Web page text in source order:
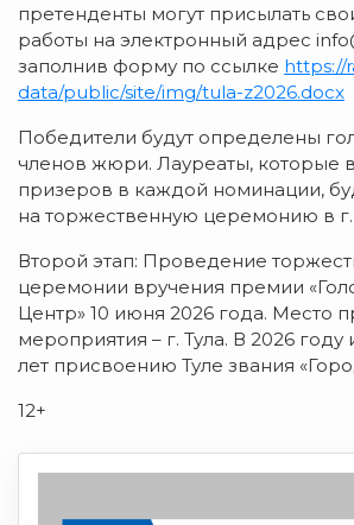
претенденты могут присылать
работы на электронный адрес
заполнив форму по ссылке https://
data/public/site/img/tula-z2026.docx
Победители будут определены
членов жюри. Лауреаты, которые
призеров в каждой номинации,
на торжественную церемонию в г.
Второй этап: Проведение
церемонии вручения премии
Центр» 10 июня 2026 года. Место
мероприятия – г. Тула. В 2026 году
лет присвоению Туле звания
12+